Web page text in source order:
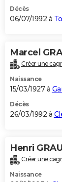
Décès
06/07/1992 à
Marcel
Créer une
Naissance
15/03/1927 à
Décès
26/03/1992 à
Henri
Créer une
Naissance